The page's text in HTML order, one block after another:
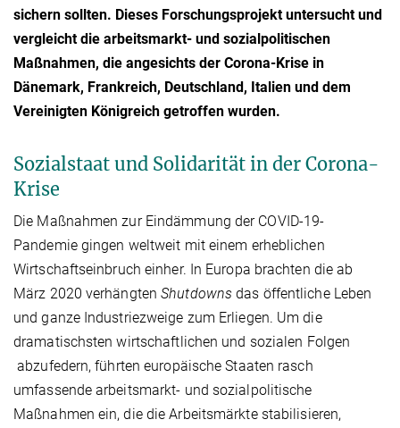
sichern sollten. Dieses Forschungsprojekt untersucht und
vergleicht die arbeitsmarkt- und sozialpolitischen
Maßnahmen, die angesichts der Corona-Krise in
Dänemark, Frankreich, Deutschland, Italien und dem
Vereinigten Königreich getroffen wurden.
Sozialstaat und Solidarität in der Corona-
Krise
Die Maßnahmen zur Eindämmung der COVID-19-
Pandemie gingen weltweit mit einem erheblichen
Wirtschaftseinbruch einher. In Europa brachten die ab
März 2020 verhängtenShutdowns das öffentliche Leben
und ganze Industriezweige zum Erliegen. Um die
dramatischsten wirtschaftlichen und sozialen Folgen
abzufedern, führten europäische Staaten rasch
umfassende arbeitsmarkt- und sozialpolitische
Maßnahmen ein, die die Arbeitsmärkte stabilisieren,